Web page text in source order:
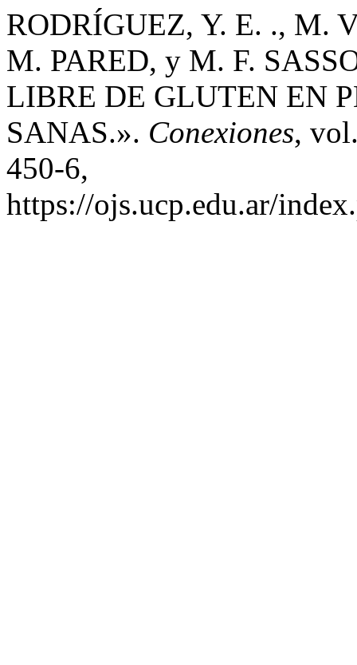
RODRÍGUEZ, Y. E. ., M.
M. PARED, y M. F.
LIBRE DE GLUTEN EN
SANAS.». Conexiones,
450-6,
https://ojs.ucp.edu.ar/